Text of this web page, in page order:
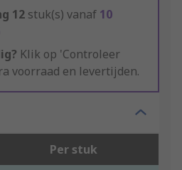
12 stuk(s) vanaf 10
Klik op 'Controleer
voorraad en levertijden.
Per stuk